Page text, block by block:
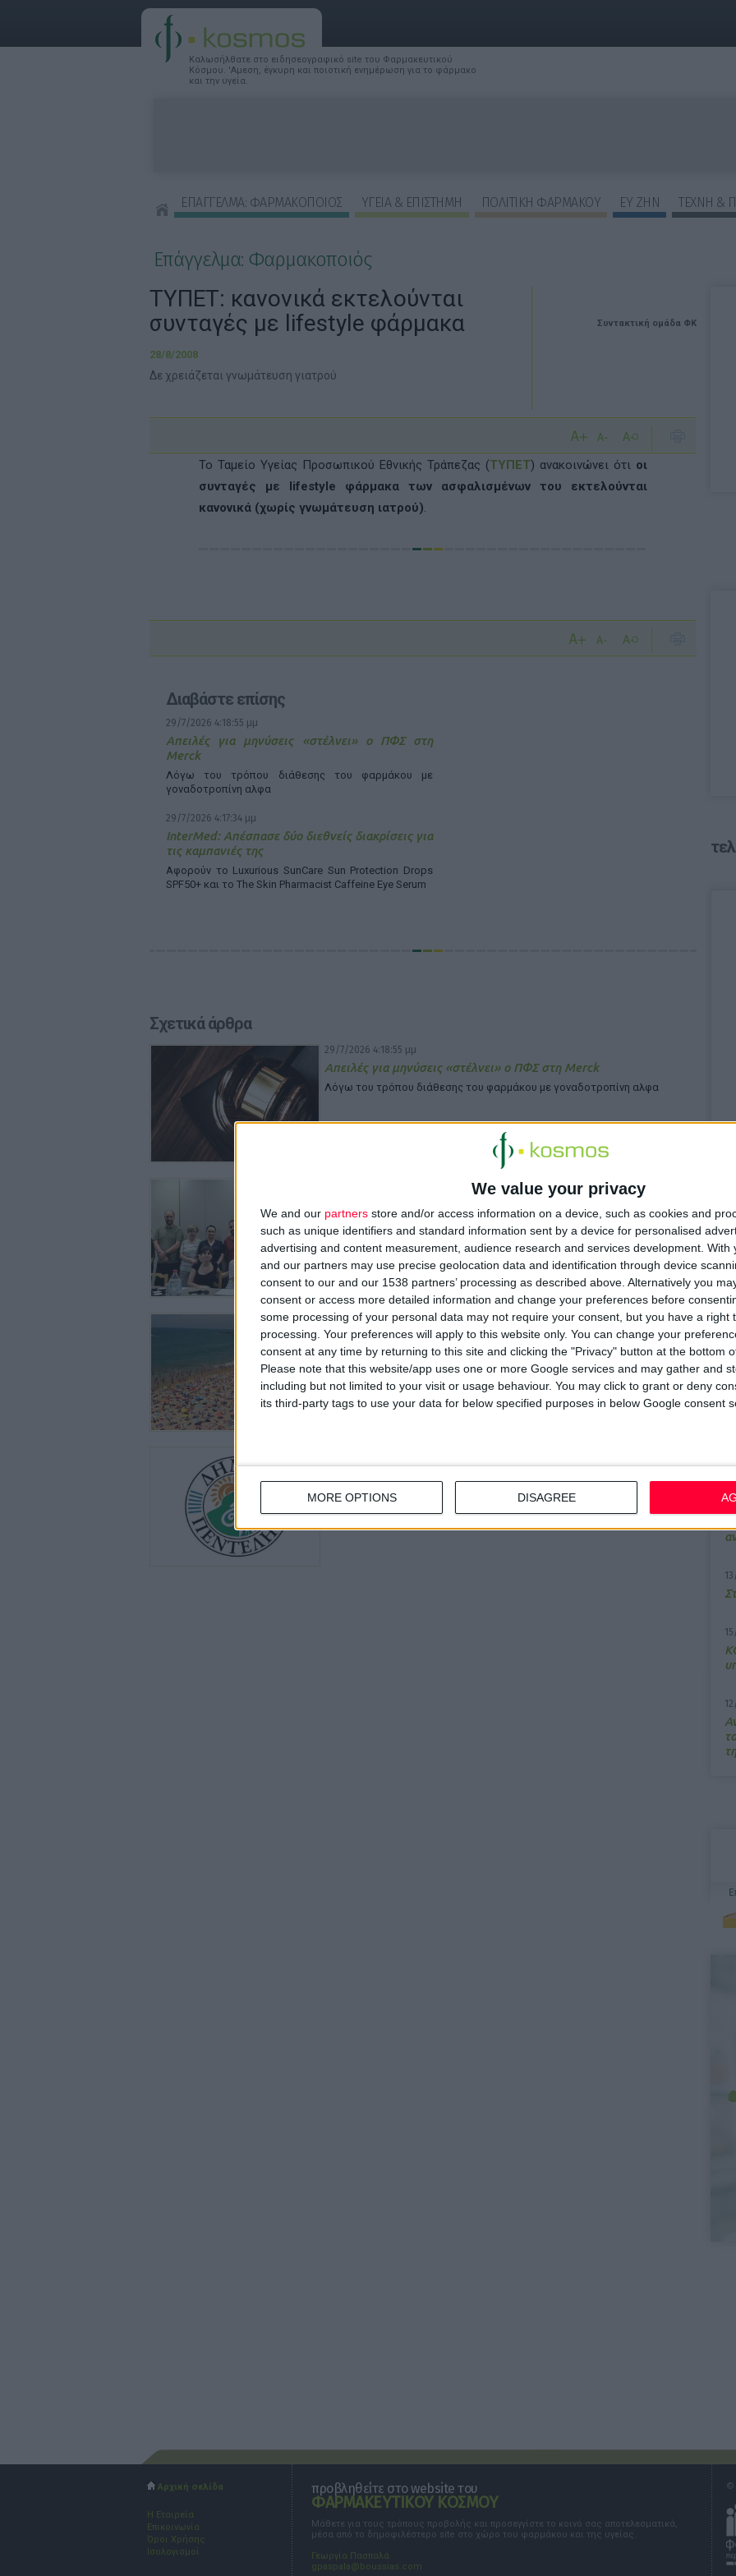
We value your privacy
We and our partners store and/or access information on a device, such as cookies and
such as unique identifiers and standard information sent by a device for personalised
advertising and content measurement, audience research and services development. With
and our partners may use precise geolocation data and identification through device
consent to our and our 1538 partners’ processing as described above. Alternatively you
consent or access more detailed information and change your preferences before
some processing of your personal data may not require your consent, but you have a right
processing. Your preferences will apply to this website only. You can change your
consent at any time by returning to this site and clicking the "Privacy" button at the bottom
Please note that this website/app uses one or more Google services and may gather and
including but not limited to your visit or usage behaviour. You may click to grant or deny
its third-party tags to use your data for below specified purposes in below Google consent
MORE OPTIONS DISAGREE
Καλωσήλθατε στο ειδησεογραφικό site του Φαρμακευτικού
Κόσμου. 'Αμεση, έγκυρη και ποιοτική ενημέρωση για το φάρμακο
και την υγεία.
ΕΠΑΓΓΕΛΜΑ: ΦΑΡΜΑΚΟΠΟΙΟΣ ΥΓΕΙΑ & ΕΠΙΣΤΗΜΗ ΠΟΛΙΤΙΚΗ ΦΑΡΜΑΚΟΥ ΕΥ ΖΗΝ
ΤΕΧΝΗ &
Επάγγελμα: Φαρμακοποιός
7/
Συντακτική ομάδα ΦΚ
ΤΥΠΕΤ: κανονικά εκτελούνται
συνταγές με lifestyle φάρμακα
28/8/2008
Δε χρειάζεται γνωμάτευση γιατρού
Το Ταμείο Υγείας Προσωπικού Εθνικής Τράπεζας (ΤΥΠΕΤ) ανακοινώνει ότι οι
συνταγές με lifestyle φάρμακα των ασφαλισμένων του εκτελούνται
κανονικά (χωρίς γνωμάτευση ιατρού).
Διαβάστε επίσης
29/7/2026 4:18:55 μμ
Απειλές για μηνύσεις «στέλνει» ο ΠΦΣ στη
Merck
Λόγω του τρόπου διάθεσης του φαρμάκου με
γοναδοτροπίνη αλφα
29/7/2026 4:17:34 μμ
InterMed: Απέσπασε δύο διεθνείς διακρίσεις για
τις καμπανιές της
Αφορούν το Luxurious SunCare Sun Protection Drops
SPF50+ και το The Skin Pharmacist Caffeine Eye Serum
Σχετικά άρθρα
29/7/2026 4:18:55 μμ
Απειλές για μηνύσεις «στέλνει» ο ΠΦΣ στη Merck
Λόγω του τρόπου διάθεσης του φαρμάκου με γοναδοτροπίνη αλφα
Φ.Σ. Ηρακλείου & Ρεθύμνου: Σχεδιάζουν κοινές δράσεις με
συλλόγους ασθενών
Θα ξεκινήσουν με την ορθή διαχείριση των οικιακών φαρμάκων
28/7/2026 4:21:24 μμ
Ντροπή για τη χώρα οι ελλείψεις φαρμάκων στις τουριστικές
περιοχές
Ειδική διαχείριση ζητά ο Κ. Βαρδιάμπασης
Δωρεάν εφαρμογή για τα εφημερεύοντα φαρμακεία
Αρχική σελίδα
Η Εταιρεία
Επικοινωνία
Όροι Χρήσης
Ισολογισμοί
προβληθείτε στο website του
ΦΑΡΜΑΚΕΥΤΙΚΟΥ ΚΟΣΜΟΥ
Μάθετε για τους τρόπους προβολής και προσεγγίστε το κοινό σας αποτελεσματικά,
μέσα από το δημοφιλέστερο site στο χώρο του φαρμάκου και της υγείας.
Γεωργία Πασπαλά
gpaspala@boussias.com
©